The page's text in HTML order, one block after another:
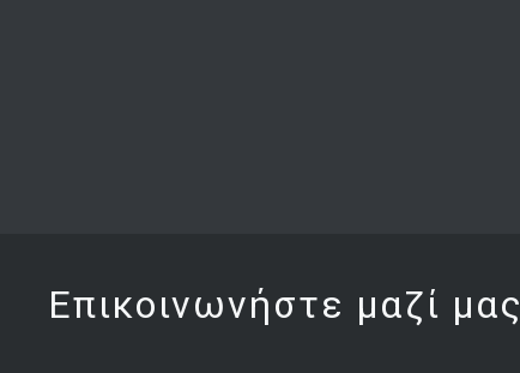
Επικοινωνήστε μαζί μας